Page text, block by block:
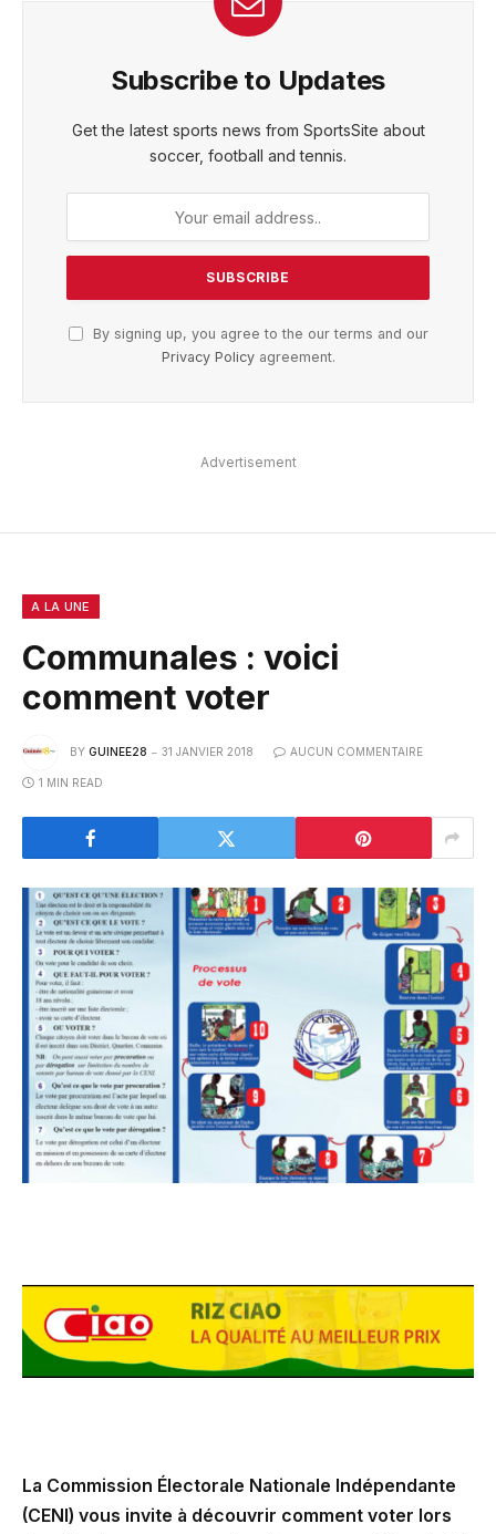
Subscribe to Updates
Get the latest sports news from SportsSite about
soccer, football and tennis.
By signing up, you agree to the our terms and our
Privacy Policyagreement.
Advertisement
A LA UNE
Communales : voici
comment voter
BY GUINEE28 31 JANVIER 2018 AUCUN COMMENTAIRE
1 MIN READ
La Commission Électorale Nationale Indépendante
(CENI) vous invite à découvrir comment voter lors